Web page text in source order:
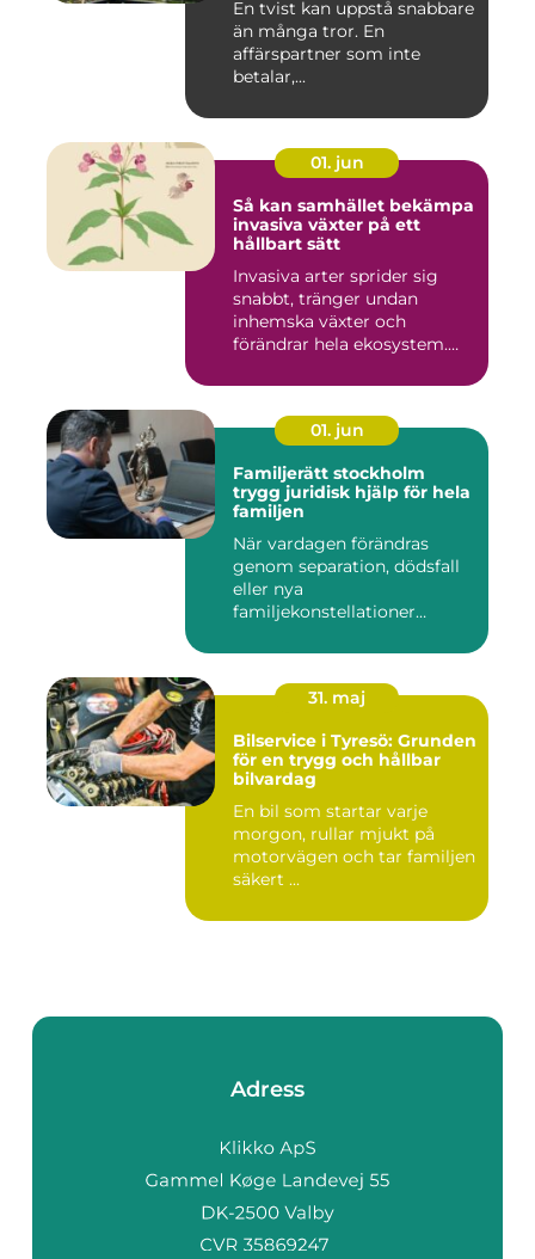
En tvist kan uppstå snabbare
än många tror. En
affärspartner som inte
betalar,...
01. jun
Så kan samhället bekämpa
invasiva växter på ett
hållbart sätt
Invasiva arter sprider sig
snabbt, tränger undan
inhemska växter och
förändrar hela ekosystem.
01. jun
Familjerätt stockholm
trygg juridisk hjälp för hela
familjen
När vardagen förändras
genom separation, dödsfall
eller nya
familjekonstellationer
31. maj
Bilservice i Tyresö: Grunden
för en trygg och hållbar
bilvardag
En bil som startar varje
morgon, rullar mjukt på
motorvägen och tar familjen
säkert ...
Adress